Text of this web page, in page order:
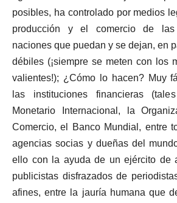
posibles, ha controlado por medios
producción y el comercio de
naciones que puedan y se dejan, en
débiles (¡siempre se meten con los
valientes!); ¿Cómo lo hacen? Muy
las instituciones financieras
Monetario Internacional, la
Comercio, el Banco Mundial, entre
agencias socias y dueñas del
ello con la ayuda de un ejército de
publicistas disfrazados de
afines, entre la jauría humana que